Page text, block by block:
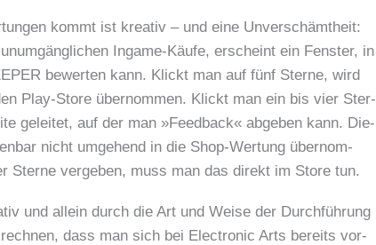
kommt ist krea­tiv – und eine Unver­schämt­heit:
Ingame-Käu­fe, erscheint ein Fens­ter, in
bewer­ten kann. Klickt man auf fünf Ster­ne, wird
Play-Store über­nom­men. Klickt man ein bis vier Ster­
gelei­tet, auf der man »Feed­back« abge­ben kann. Die­
nicht umge­hend in die Shop-Wer­tung über­nom­
Ster­ne ver­ge­ben, muss man das direkt im Store tun.
und allein durch die Art und Wei­se der Durch­füh­rung
dass man sich bei Elec­tro­nic Arts bereits vor­